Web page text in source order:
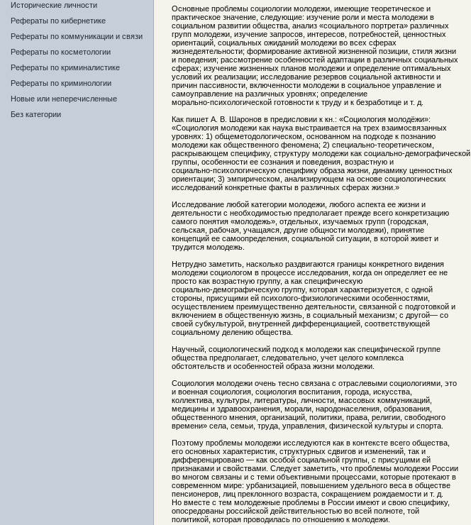
Исторические личности
Рефераты по кибернетике
Рефераты по коммуникации и связи
Рефераты по косметологии
Рефераты по криминалистике
Рефераты по криминологии
Новые или неперечисленные
Без категории
Основные проблемы социологии молодежи, имеющие теоретическое и
практическое значение, следующие: изучение роли и места молодежи в
социальном развитии общества, анализ «социального портрета» различных
групп молодежи, изучение запросов, интересов, потребностей, ценностных
ориентаций, социальных ожиданий молодежи во всех сферах
жизнедеятельности; формирование активной жизненной позиции, стиля жизни
и поведения; рассмотрение особенностей адаптации в различных социальных
сферах; изучение жизненных планов молодежи и определение оптимальных
условий их реализации; исследование резервов социальной активности и
причин пассивности, включенности молодежи в социальное управление и
самоуправление на различных уровнях; определение
морально-психологической готовности к труду и к безработице и т. д.
Как пишет А. В. Шаронов в предисловии к кн.: «Социология молодёжи»:
«Социология молодежи как наука выстраивается на трех взаимосвязанных
уровнях: 1) общеметодологическом, основанном на подходе к познанию
молодежи как общественного феномена; 2) специально-теоретическом,
раскрывающем специфику, структуру молодежи как социально-демографической
группы, особенности ее сознания и поведения, возрастную и
социально-психологическую специфику образа жизни, динамику ценностных
ориентации; 3) эмпирическом, анализирующем на основе социологических
исследований конкретные факты в различных сферах жизни.»
Исследование любой категории молодежи, любого аспекта ее жизни и
деятельности с необходимостью предполагает прежде всего конкретизацию
самого понятия «молодежь», отдельных, изучаемых групп (городская,
сельская, рабочая, учащаяся, другие общности молодежи), принятие
концепций ее самоопределения, социальной ситуации, в которой живет и
трудится молодежь.
Нетрудно заметить, насколько раздвигаются границы конкретного видения
молодежи социологом в процессе исследования, когда он определяет ее не
просто как возрастную группу, а как специфическую
социально-демографическую группу, которая характеризуется, с одной
стороны, присущими ей психолого-физиологическими особенностями,
осуществлением преимущественно деятельности, связанной с подготовкой и
включением в общественную жизнь, в социальный механизм; с другой— со
своей субкультурой, внутренней дифференциацией, соответствующей
социальному делению общества.
Научный, социологический подход к молодежи как специфической группе
общества предполагает, следовательно, учет целого комплекса
обстоятельств и особенностей образа жизни молодежи.
Социология молодежи очень тесно связана с отраслевыми социологиями, это
и военная социология, социология воспитания, города, искусства,
коллектива, культуры, литературы, личности, массовых коммуникаций,
медицины и здравоохранения, морали, народонаселения, образования,
общественного мнения, организаций, политики, права, религии, свободного
времени» села, семьи, труда, управления, физической культуры и спорта.
Поэтому проблемы молодежи исследуются как в контексте всего общества,
его основных характеристик, структурных сдвигов и изменений, так и
дифференцировано — как особой социальной группы, с присущими ей
признаками и свойствами. Следует заметить, что проблемы молодежи России
во многом связаны и с теми объективными процессами, которые протекают в
современном мире: урбанизацией, повышением удельного веса в обществе
пенсионеров, лиц преклонного возраста, сокращением рождаемости и т. д.
Но вместе с тем молодежные проблемы в России имеют и свою специфику,
опосредованы российской действительностью во всей полноте, той
политикой, которая проводилась по отношению к молодежи.